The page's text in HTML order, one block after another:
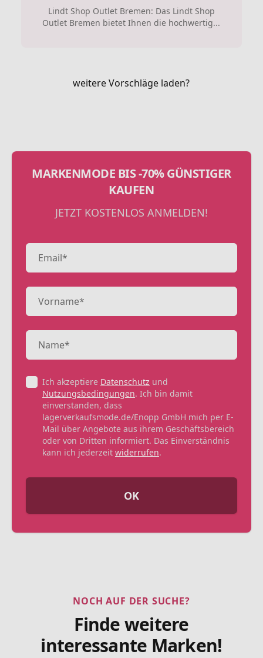
Lindt Shop Outlet Bremen: Das Lindt Shop
Outlet Bremen bietet Ihnen die hochwertig...
weitere Vorschläge laden?
MARKENMODE BIS -70% GÜNSTIGER
KAUFEN
JETZT KOSTENLOS ANMELDEN!
Ich akzeptiere Datenschutz und
Nutzungsbedingungen. Ich bin damit
einverstanden, dass
lagerverkaufsmode.de/Enopp GmbH mich per E-
Mail über Angebote aus ihrem Geschäftsbereich
oder von Dritten informiert. Das Einverständnis
kann ich jederzeit widerrufen.
OK
NOCH AUF DER SUCHE?
Finde weitere
interessante Marken!